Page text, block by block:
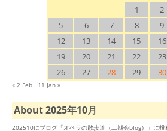
1 2
5
6 7 8 9
12
13 14 15 16
19
20 21 22 23
26
27 28 29 30
« 2 Feb 11 Jan »
About 2025年10月
202510にブログ「オペラの散歩道（二期会blog）」に投